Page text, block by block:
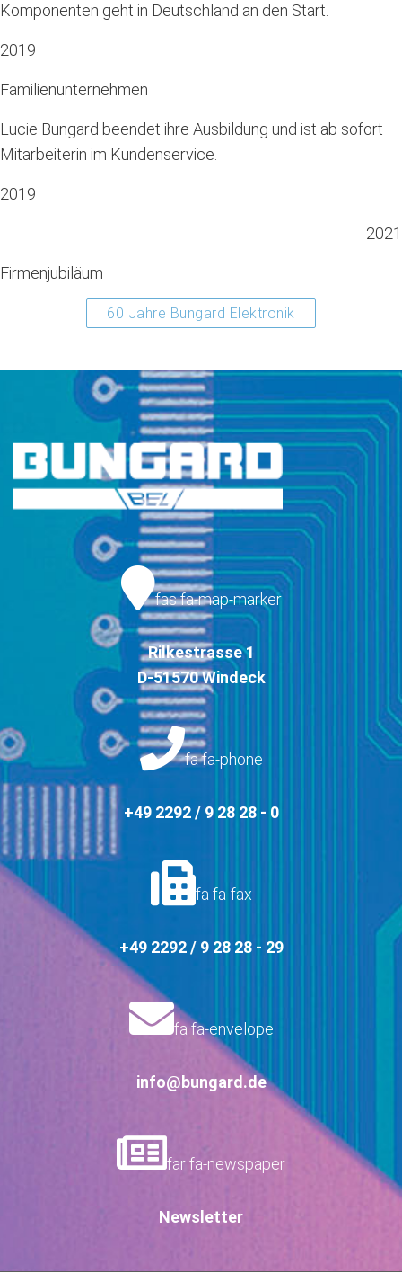
Komponenten geht in Deutschland an den Start.
2019
Familienunternehmen
Lucie Bungard beendet ihre Ausbildung und ist ab sofort
Mitarbeiterin im Kundenservice.
2019
2021
Firmenjubiläum
60 Jahre Bungard Elektronik
fas fa-map-marker
Rilkestrasse 1
D-51570 Windeck
fa fa-phone
+49 2292 / 9 28 28 - 0
fa fa-fax
+49 2292 / 9 28 28 - 29
fa fa-envelope
info@bungard.de
far fa-newspaper
Newsletter